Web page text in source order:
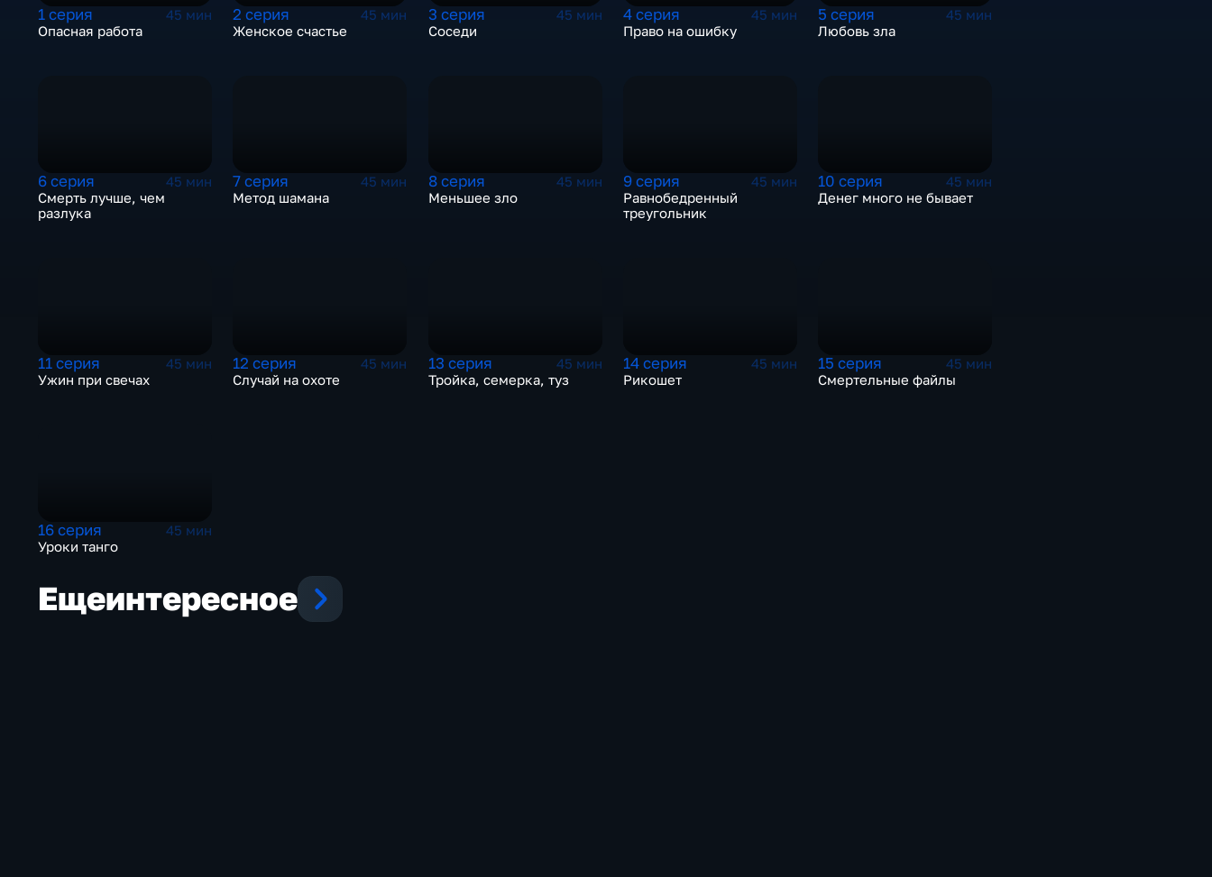
1 серия
45 мин
Опасная работа
2 серия
45 мин
Женское счастье
3 серия
45 мин
Соседи
4 серия
45 мин
Право на ошибку
5 серия
45 мин
Любовь зла
6 серия
45 мин
Смерть лучше, чем
разлука
7 серия
45 мин
Метод шамана
8 серия
45 мин
Меньшее зло
9 серия
45 мин
Равнобедренный
треугольник
10 серия
45 мин
Денег много не бывает
11 серия
45 мин
Ужин при свечах
12 серия
45 мин
Случай на охоте
13 серия
45 мин
Тройка, семерка, туз
14 серия
45 мин
Рикошет
15 серия
45 мин
Смертельные файлы
16 серия
45 мин
Уроки танго
Ещеинтересное